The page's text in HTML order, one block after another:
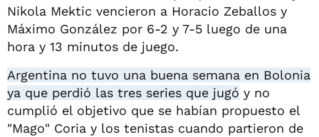
Nikola Mektic vencieron a Horacio Zeballos y
Máximo González por 6-2 y 7-5 luego de una
hora y 13 minutos de juego.
Argentina no tuvo una buena semana en Bolonia
ya que perdió las tres series que jugó y no
cumplió el objetivo que se habían propuesto el
"Mago" Coria y los tenistas cuando partieron de